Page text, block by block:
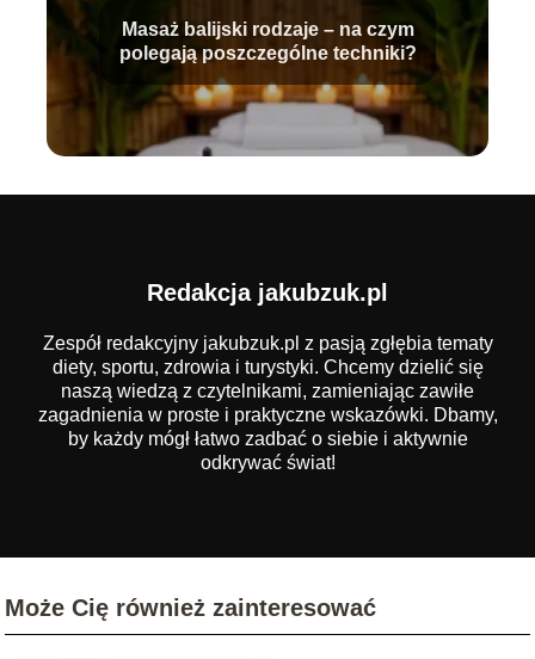
Masaż balijski rodzaje – na czym
polegają poszczególne techniki?
Redakcja jakubzuk.pl
Zespół redakcyjny jakubzuk.pl z pasją zgłębia tematy
diety, sportu, zdrowia i turystyki. Chcemy dzielić się
naszą wiedzą z czytelnikami, zamieniając zawiłe
zagadnienia w proste i praktyczne wskazówki. Dbamy,
by każdy mógł łatwo zadbać o siebie i aktywnie
odkrywać świat!
Może Cię również zainteresować